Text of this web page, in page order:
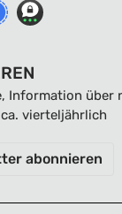
Information über
vierteljährlich
abonnieren